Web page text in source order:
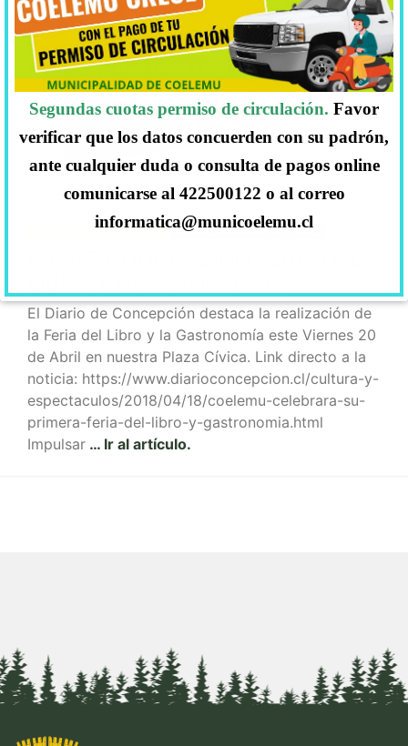
JUEVES 19, ABRIL, 2018 COELEMU HACE NOTICIAS
El Diario de Concepción destaca la realización de
la Feria del Libro y la Gastronomía este Viernes 20
de Abril en nuestra Plaza Cívica. Link directo a la
noticia: https://www.diarioconcepcion.cl/cultura-y-
espectaculos/2018/04/18/coelemu-celebrara-su-
primera-feria-del-libro-y-gastronomia.html
Impulsar … Ir al artículo.
Segundas cuotas permiso de circulación. Favor
verificar que los datos concuerden con su padrón,
ante cualquier duda o consulta de pagos online
comunicarse al 422500122 o al correo
informatica@municoelemu.cl